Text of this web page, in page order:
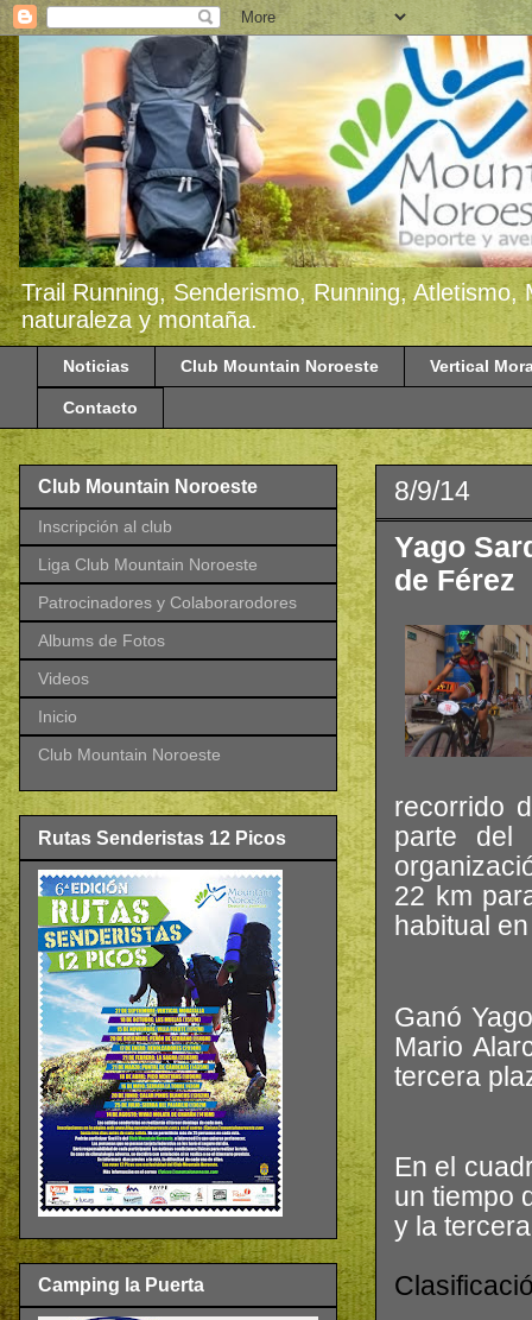
Trail Running, Senderismo, Running,
naturaleza y montaña.
Noticias Club Mountain Noroeste Vertical
Contacto
8/9/14
Yago
de Férez
recorrido
parte del
22 km
habitual
Ganó
Mario
tercera
En el
un tiempo
y la
Club Mountain Noroeste
Inscripción al club
Liga Club Mountain Noroeste
Patrocinadores y Colaborarodores
Albums de Fotos
Videos
Inicio
Club Mountain Noroeste
Rutas Senderistas 12 Picos
Camping la Puerta